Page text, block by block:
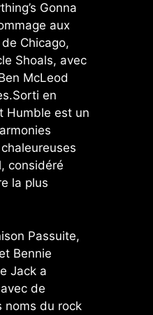
Gonna
aux
Chicago,
Shoals, avec
McLeod
en
Humble est un
considéré
la plus
Passuite,
Bennie
Jack a
de
noms du rock